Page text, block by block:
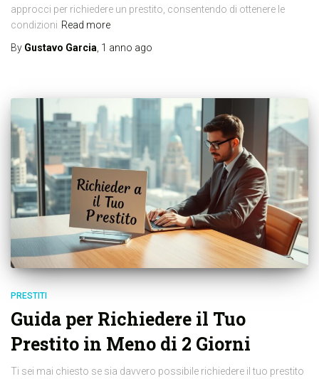
approcci per richiedere un prestito, consentendo di ottenere le
condizioni Read more
By Gustavo Garcia 1 anno ago
PRESTITI
Guida per Richiedere il Tuo
Prestito in Meno di 2 Giorni
Ti sei mai chiesto se sia davvero possibile richiedere il tuo prestito